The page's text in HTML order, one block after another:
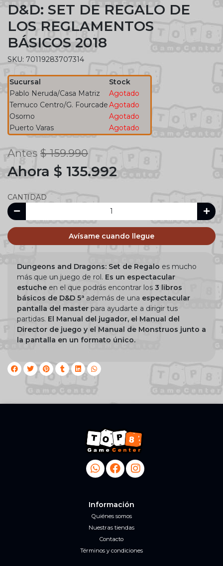
D&D: SET DE REGALO DE
LOS REGLAMENTOS
BÁSICOS 2018
SKU: 70119283707314
Sucursal
Stock
Pablo Neruda/Casa Matriz
Agotado
Temuco Centro/G. FourcadeAgotado
Osorno
Agotado
Puerto Varas
Agotado
Antes $ 159.990
Ahora $ 135.992
CANTIDAD
Avísame cuando llegue
Dungeons and Dragons: Set de Regalo es mucho
más que un juego de rol. Es un espectacular
estuche en el que podrás encontrar los 3 libros
básicos de D&D 5ª además de una espectacular
pantalla del master para ayudarte a dirigir tus
partidas. El Manual del jugador, el Manual del
Director de juego y el Manual de Monstruos junto a
la pantalla en un formato único.
Información
Quiénes somos
Nuestras tiendas
Contacto
Términos y condiciones